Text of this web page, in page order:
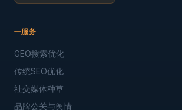
服务
GEO搜索优化
传统SEO优化
社交媒体种草
品牌公关与舆情